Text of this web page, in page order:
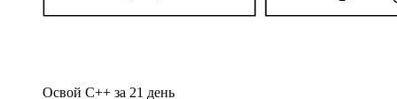
Освой C++ за 21 день